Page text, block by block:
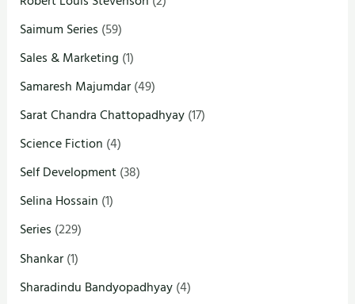
Saimum Series (59)
Sales & Marketing (1)
Samaresh Majumdar(49)
Sarat Chandra Chattopadhyay(17)
Science Fiction (4)
Self Development(38)
Selina Hossain (1)
Series (229)
Shankar(1)
Sharadindu Bandyopadhyay(4)